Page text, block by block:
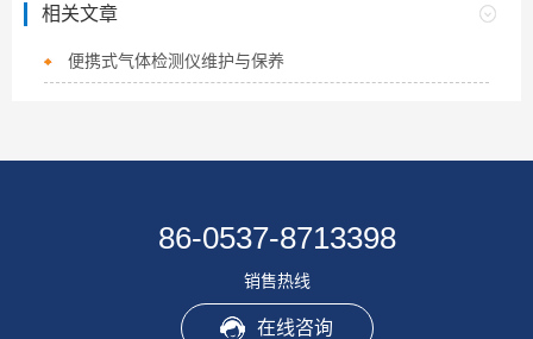
相关文章
便携式气体检测仪维护与保养
86-0537-8713398
销售热线
在线咨询